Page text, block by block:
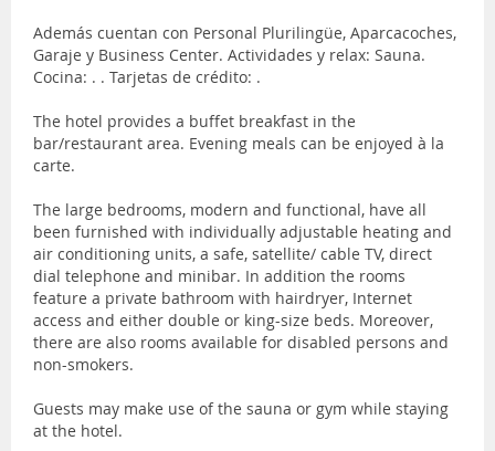
Además cuentan con Personal Plurilingüe, Aparcacoches,
Garaje y Business Center. Actividades y relax: Sauna.
Cocina: . . Tarjetas de crédito: .
The hotel provides a buffet breakfast in the
bar/restaurant area. Evening meals can be enjoyed à la
carte.
The large bedrooms, modern and functional, have all
been furnished with individually adjustable heating and
air conditioning units, a safe, satellite/ cable TV, direct
dial telephone and minibar. In addition the rooms
feature a private bathroom with hairdryer, Internet
access and either double or king-size beds. Moreover,
there are also rooms available for disabled persons and
non-smokers.
Guests may make use of the sauna or gym while staying
at the hotel.